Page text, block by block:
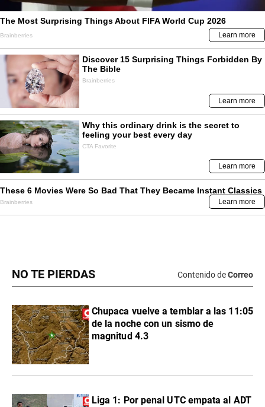
NO TE PIERDAS Contenido deCorreo
Chupaca vuelve a temblar a las 11:05
de la noche con un sismo de
magnitud 4.3
Liga 1: Por penal UTC empata al ADT